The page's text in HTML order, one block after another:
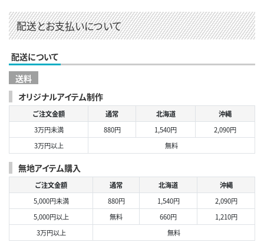
配送とお支払いについて
配送について
送料
オリジナルアイテム制作
ご注文金額 通常 北海道
沖縄
3万円未満
880円 1,540円
2,090円
3万円以上
無料
無地アイテム購入
ご注文金額 通常 北海道
沖縄
5,000円未満
880円 1,540円
2,090円
5,000円以上
無料 660円
1,210円
3万円以上
無料